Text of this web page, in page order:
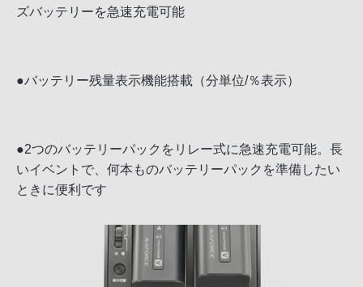
ズバッテリーを急速充電可能
●バッテリー残量表示機能搭載（分単位/％表示）
●2つのバッテリーパックをリレー式に急速充電可能。長
いイベントで、何本ものバッテリーパックを準備したい
ときに便利です